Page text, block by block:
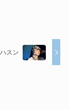
スン